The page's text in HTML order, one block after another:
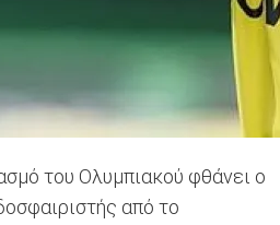
του Ολυμπιακού φθάνει ο
από το